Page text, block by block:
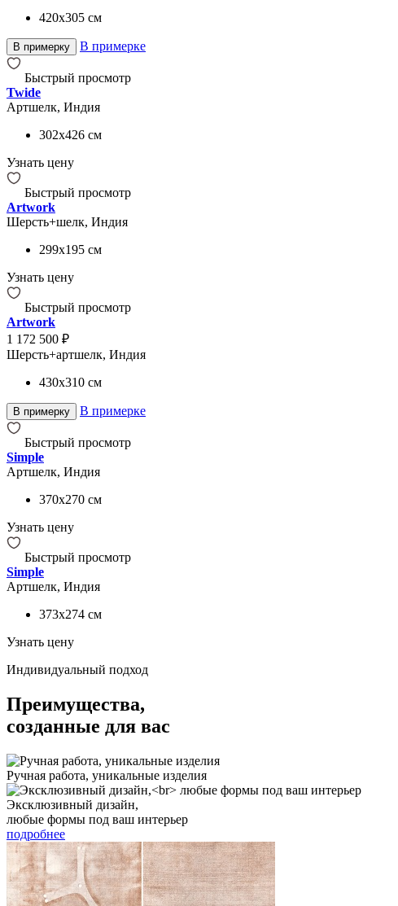
420x305 см
В примерку В примерке
Быстрый просмотр
Twide
Артшелк, Индия
302x426 см
Узнать цену
Быстрый просмотр
Artwork
Шерсть+шелк, Индия
299x195 см
Узнать цену
Быстрый просмотр
Artwork
1 172 500 ₽
Шерсть+артшелк, Индия
430x310 см
В примерку В примерке
Быстрый просмотр
Simple
Артшелк, Индия
370x270 см
Узнать цену
Быстрый просмотр
Simple
Артшелк, Индия
373x274 см
Узнать цену
Индивидуальный подход
Преимущества,
созданные для вас
Ручная работа, уникальные изделия
Эксклюзивный дизайн,
любые формы под ваш интерьер
подробнее